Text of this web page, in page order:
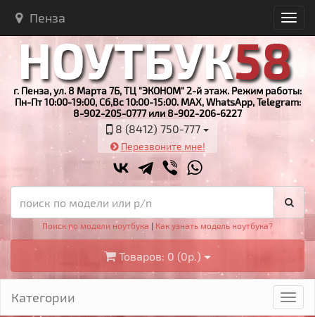
Пенза
г. Пенза, ул. 8 Марта 7Б, ТЦ "ЭКОНОМ" 2-й этаж. Режим работы:
Пн-Пт 10:00-19:00, Сб,Вс 10:00-15:00. MAX, WhatsApp, Telegram:
8-902-205-0777 или 8-902-206-6227
8 (8412) 750-777
Перезвоните мне!
Поиск по модели ноутбука | Как узнать модель ноутбука?
Товаров: 0 (0р.)
Категории